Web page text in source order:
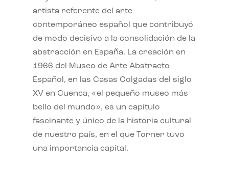
artista referente del arte
contemporáneo español que contribuyó
de modo decisivo a la consolidación de la
abstracción en España. La creación en
1966 del Museo de Arte Abstracto
Español, en las Casas Colgadas del siglo
XV en Cuenca, «el pequeño museo más
bello del mundo», es un capítulo
fascinante y único de la historia cultural
de nuestro país, en el que Torner tuvo
una importancia capital.